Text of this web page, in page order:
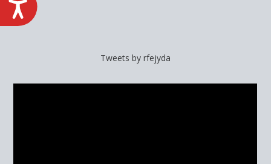
ACCESIBILIDAD
Tweets by rfejyda